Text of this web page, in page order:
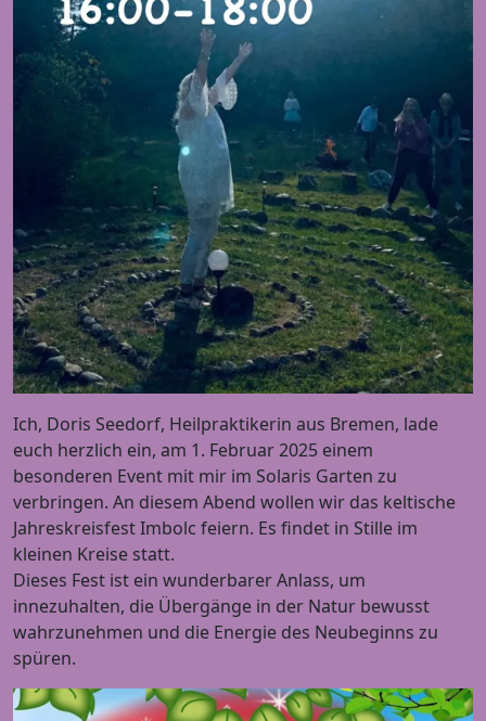
Ich, Doris Seedorf, Heilpraktikerin aus Bremen, lade
euch herzlich ein, am 1. Februar 2025 einem
besonderen Event mit mir im Solaris Garten zu
verbringen. An diesem Abend wollen wir das keltische
Jahreskreisfest Imbolc feiern. Es findet in Stille im
kleinen Kreise statt.
Dieses Fest ist ein wunderbarer Anlass, um
innezuhalten, die Übergänge in der Natur bewusst
wahrzunehmen und die Energie des Neubeginns zu
spüren.